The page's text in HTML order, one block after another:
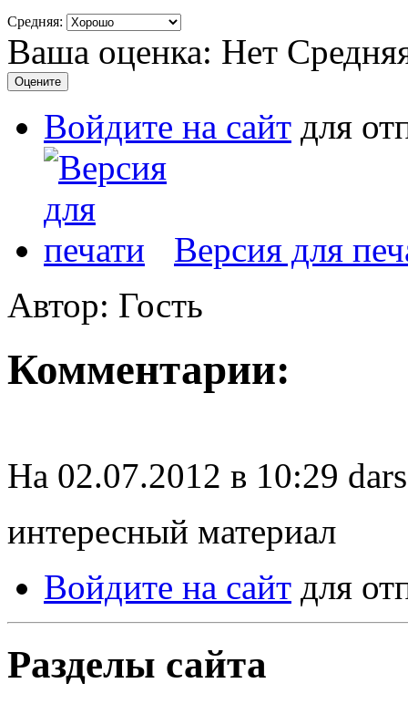
Средняя:
Ваша оценка: Нет
Войдите на сайт для
Версия для
Автор: Гость
Комментарии:
На 02.07.2012 в 10:29
интересный материал
Войдите на сайт для
Разделы сайта